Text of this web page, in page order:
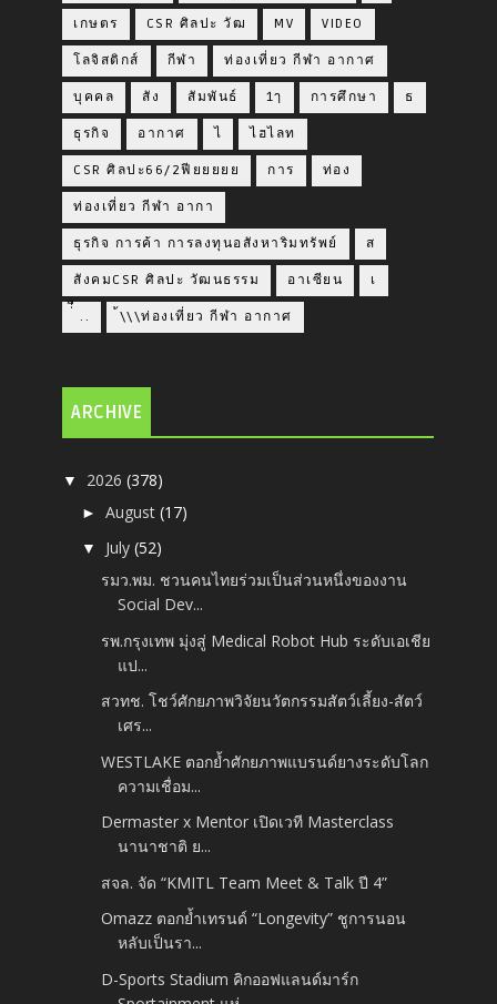
เกษตร CSR ศิลปะ วัฒ MV VIDEO
โลจิสติกส์ กีฬา ท่องเที่ยว กีฬา อากาศ
บุคคล สัง สัมพันธ์ 1ๅ การศึกษา ธ
ธุรกิจ อากาศ ไ ไฮไลท
CSR ศิลปะ66/2ฟียยยยย การ ท่อง
ท่องเที่ยว กีฬา อากา
ธุรกิจ การค้า การลงทุนอสังหาริมทรัพย์ ส
สังคมCSR ศิลปะ วัฒนธรรม อาเซียน เ
่่ื​ .. ้\\\ท่องเที่ยว กีฬา อากาศ
ARCHIVE
▼ 2026(378)
►August(17)
▼ July(52)
รมว.พม. ชวนคนไทยร่วมเป็นส่วนหนึ่งของงาน
Social Dev...
รพ.กรุงเทพ มุ่งสู่ Medical Robot Hub ระดับเอเชีย
แป...
สวทช. โชว์ศักยภาพวิจัยนวัตกรรมสัตว์เลี้ยง-สัตว์
เศร...
WESTLAKE ตอกย้ำศักยภาพแบรนด์ยางระดับโลก
ความเชื่อม...
Dermaster x Mentor เปิดเวที Masterclass
นานาชาติ ย...
สจล. จัด “KMITL Team Meet & Talk ปี 4”
Omazz ตอกย้ำเทรนด์ “Longevity” ชูการนอน
หลับเป็นรา...
D-Sports Stadium คิกออฟแลนด์มาร์ก